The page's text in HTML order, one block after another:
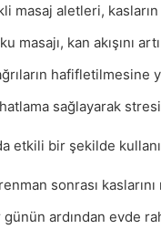
masaj aletleri,
masajı, kan akışını
hafifletilmesine
sağlayarak stresi
etkili bir şekilde
sonrası
ardından evde